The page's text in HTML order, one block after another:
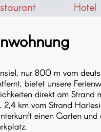
Hotel
nur 800 m vom
bietet unsere
direkt am Strand
km vom Strand
einen Garten und